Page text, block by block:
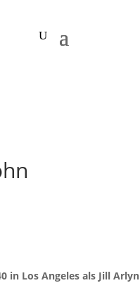
in Los Angeles als Jill Arlyn